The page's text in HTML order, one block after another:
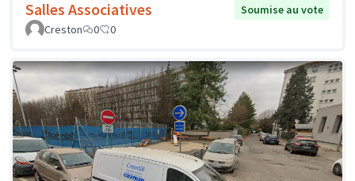
Salles Associatives
Soumise au vote
Creston
0 0